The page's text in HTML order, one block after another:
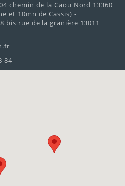
chemin de la Caou Nord 13360
et 10mn de Cassis) -
bis rue de la granière 13011
84